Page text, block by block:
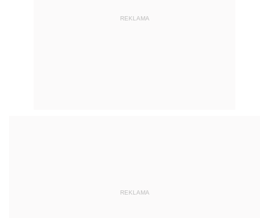
REKLAMA
REKLAMA